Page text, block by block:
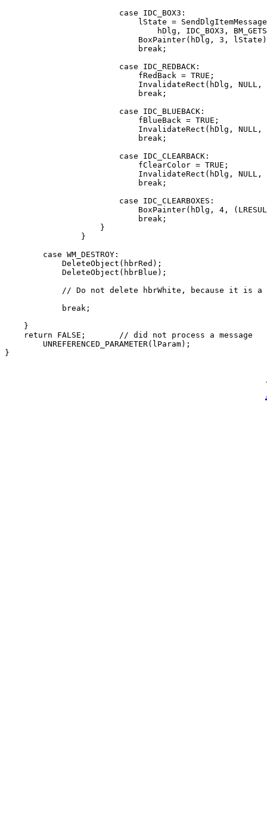
                        case IDC_BOX3:
lState =
hDlg, IDC_BOX3,
BoxPainter(hDlg, 3,
                            break;
                        case IDC_REDBACK:
                            fRedBack = TRUE;
InvalidateRect(hDlg,
                            break;
                        case IDC_BLUEBACK:
                            fBlueBack = TRUE;
InvalidateRect(hDlg,
                            break;
                        case IDC_CLEARBACK:
                            fClearColor = TRUE;
InvalidateRect(hDlg,
                            break;
                        case IDC_CLEARBOXES:
BoxPainter(hDlg, 4,
                            break;
                    }
                }
        case WM_DESTROY:
            DeleteObject(hbrRed);
            DeleteObject(hbrBlue);
// Do not delete hbrWhite, because it is a
            break;
    }
    return FALSE;       // did not process a message
        UNREFERENCED_PARAMETER(lParam);
}